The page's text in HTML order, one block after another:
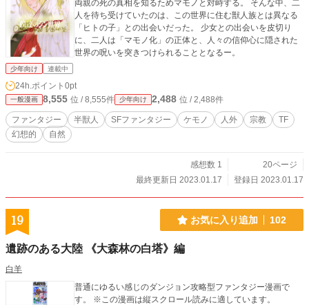
両親の死の真相を知るためマモノと対峙する。 そんな中、二
人を待ち受けていたのは、この世界に住む獣人族とは異なる
「ヒトの子」との出会いだった。 少女との出会いを皮切り
に、二人は「マモノ化」の正体と、人々の信仰心に隠された
世界の呪いを突きつけられることとなるー。
少年向け 連載中
24h.ポイント 0pt
一般漫画 8,555 位 / 8,555件 少年向け 2,488 位 / 2,488件
ファンタジー 半獣人 SFファンタジー ケモノ 人外 宗教
TF
幻想的
自然
感想数 1
20ページ
最終更新日 2023.01.17
登録日 2023.01.17
19 お気に入り追加 102
遺跡のある大陸 《大森林の白塔》編
白羊
普通にゆるい感じのダンジョン攻略型ファンタジー漫画で
す。 ※この漫画は縦スクロール読みに適しています。